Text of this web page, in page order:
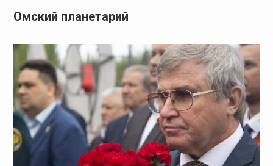
Омский планетарий